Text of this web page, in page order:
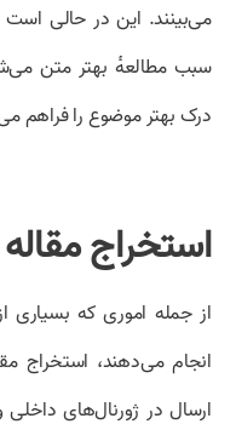
می‌بینند. این در حالی
سبب مطالعه‌ٔ بهتر متن
درک بهتر موضوع را فراهم
استخراج
از جمله اموری که بسیاری
انجام می‌دهند، استخراج
ارسال در ژورنال‌های داخلی